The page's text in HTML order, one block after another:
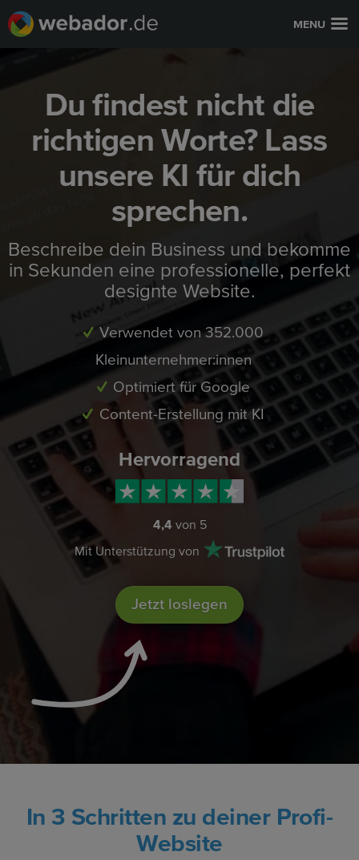
MENU
Du findest nicht die
richtigen Worte? Lass
unsere KI für dich
sprechen.
Beschreibe dein Business und bekomme
in Sekunden eine professionelle, perfekt
designte Website.
Verwendet von 352.000
Kleinunternehmer:innen
Optimiert für Google
Content-Erstellung mit KI
Hervorragend
4,4 von 5
Mit Unterstützung von
Jetzt loslegen
In 3 Schritten zu deiner Profi-
Website